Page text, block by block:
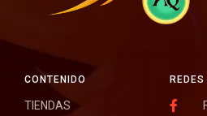
CONTENIDO
TIENDAS